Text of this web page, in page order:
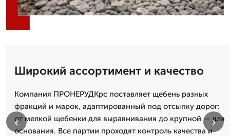
Широкий ассортимент и качество
Компания ПРОНЕРУДКрс поставляет щебень разных
фракций и марок, адаптированный под отсыпку дорог:
от мелкой щебенки для выравнивания до крупной — для
основания. Все партии проходят контроль качества и
‹ ›